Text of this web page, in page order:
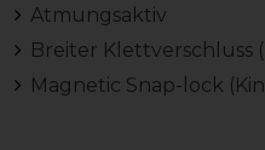
Atmungsaktiv
Breiter Klettverschluss
Magnetic Snap-lock